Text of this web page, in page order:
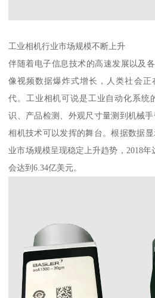
工业相机行业市场规模不断上升
伴随着电子信息技术的高速发展以及
像视频数据爆炸式增长，人类社会
代。工业相机可说是工业自动化系统
识、产品检测、外观尺寸量测到机械
相机技术可以发挥的舞台。根据数据
业市场规模呈现稳定上升趋势，2018年
会达到6.34亿美元。